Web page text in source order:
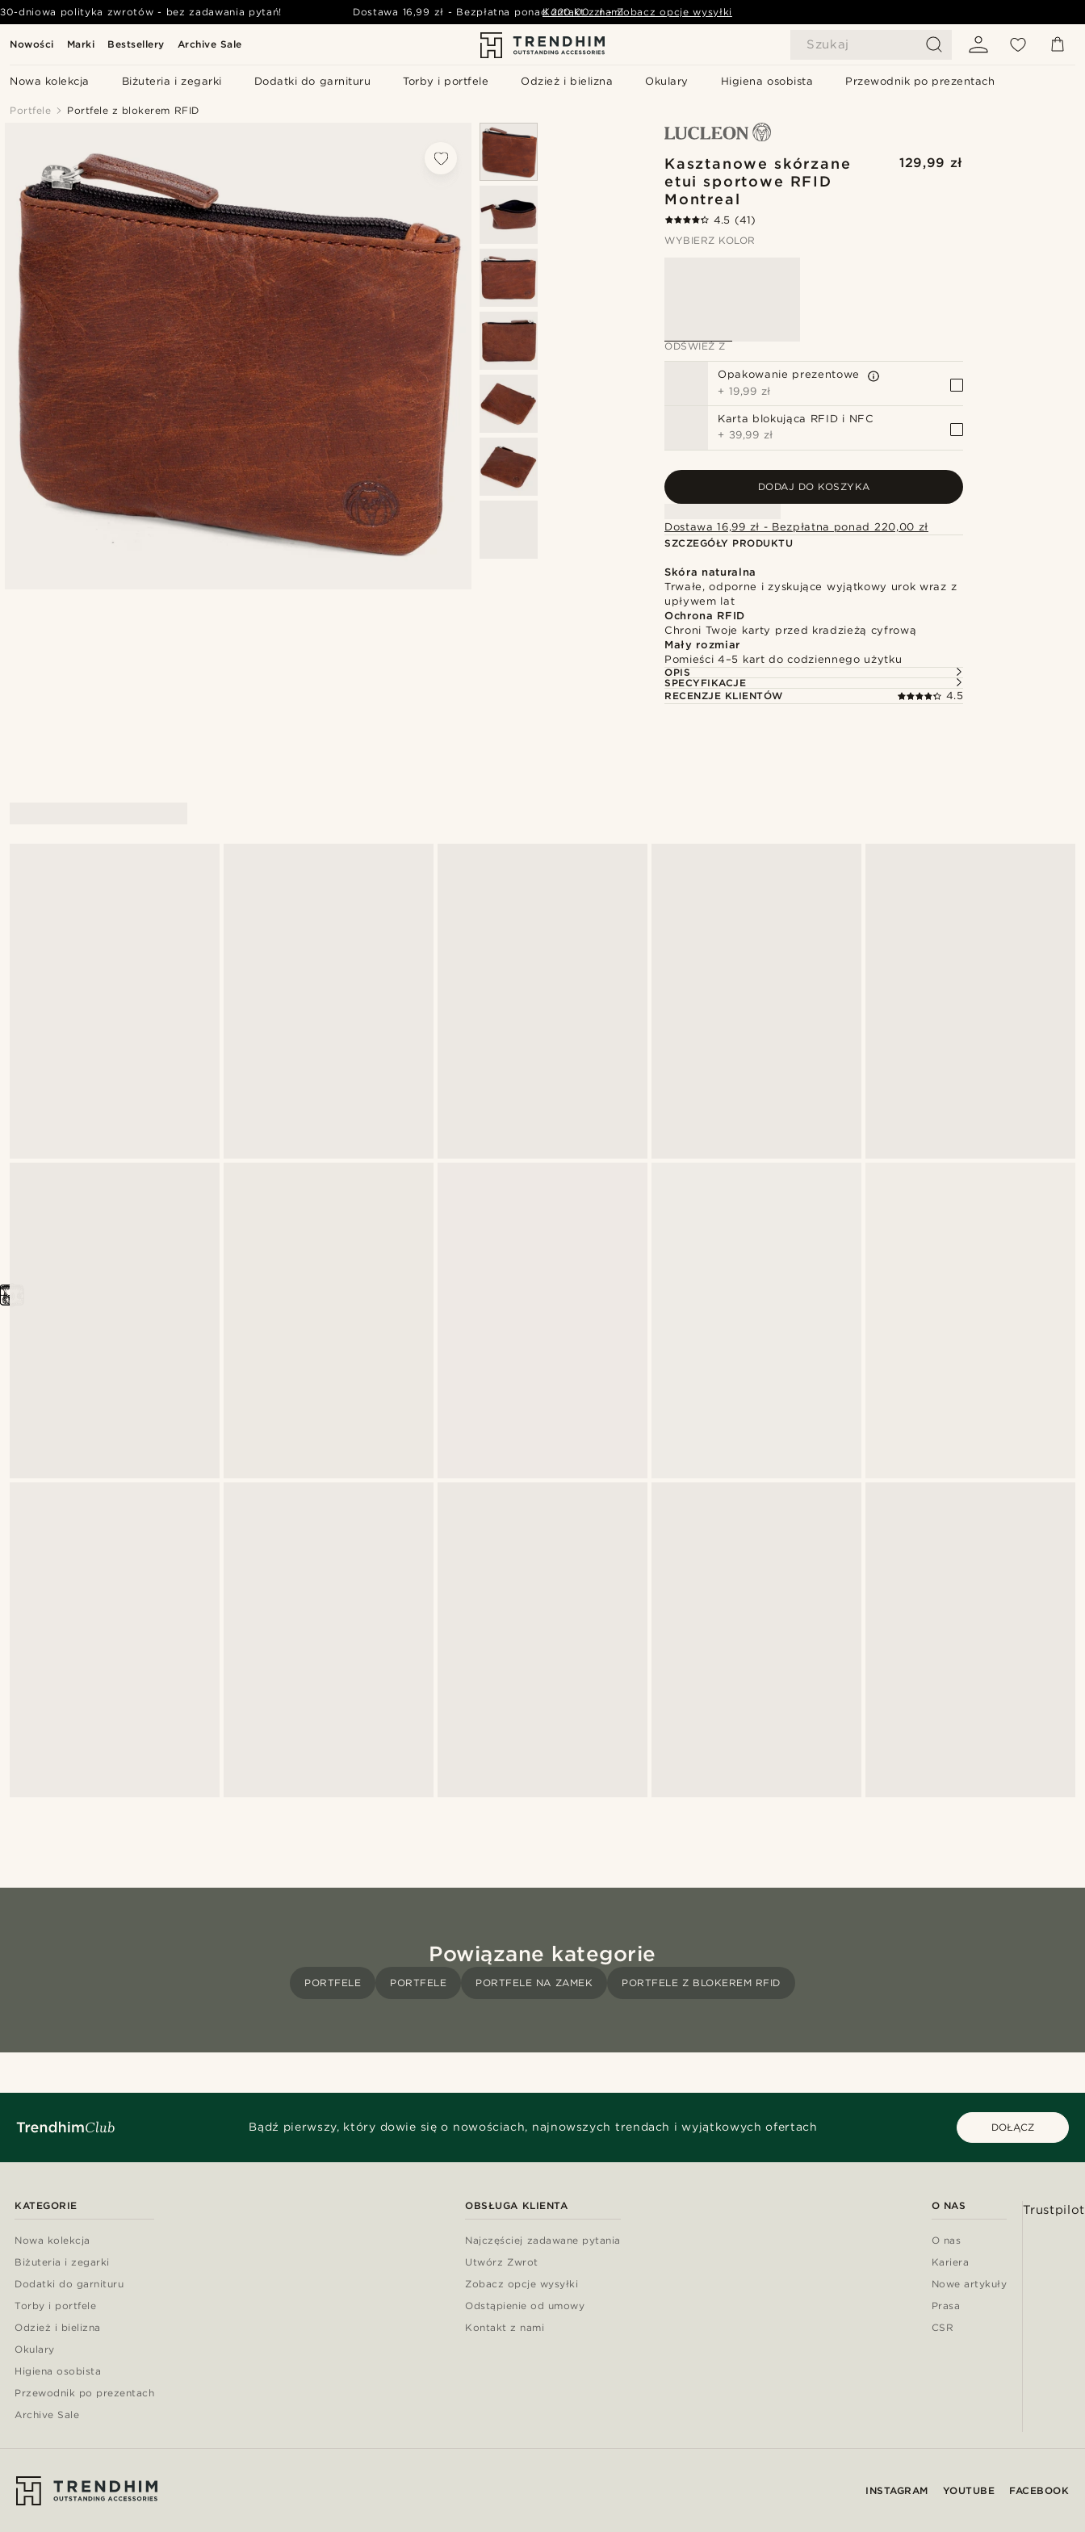
Nowości Marki Bestsellery Archive Sale Szukaj
Nowa kolekcja Biżuteria i zegarki Dodatki do garnituru Torby i portfele Odzież i bielizna Okulary Higiena osobista Przewodnik po prezentach
30-dniowa polityka zwrotów - bez zadawania pytań! Dostawa 16,99 zł - Bezpłatna ponad 220,00 zł - Zobacz opcje wysyłki
Kontakt z nami
Portfele Portfele z blokerem RFID
Kasztanowe skórzane
etui sportowe RFID
Montreal
129,99 zł
4.5 (41)
WYBIERZ KOLOR
ODŚWIEŻ Z
Opakowanie prezentowe
+ 19,99 zł
Karta blokująca RFID i NFC
+ 39,99 zł
DODAJ DO KOSZYKA
Dostawa 16,99 zł - Bezpłatna ponad 220,00 zł
SZCZEGÓŁY PRODUKTU
Skóra naturalna
Trwałe, odporne i zyskujące wyjątkowy urok wraz z
upływem lat
Ochrona RFID
Chroni Twoje karty przed kradzieżą cyfrową
Mały rozmiar
Pomieści 4–5 kart do codziennego użytku
OPIS
SPECYFIKACJE
RECENZJE KLIENTÓW
4.5
Powiązane kategorie
PORTFELE PORTFELE PORTFELE NA ZAMEK PORTFELE Z BLOKEREM RFID
Bądź pierwszy, który dowie się o nowościach, najnowszych trendach i wyjątkowych ofertach DOŁĄCZ
KATEGORIE
Nowa kolekcja
Biżuteria i zegarki
Dodatki do garnituru
Torby i portfele
Odzież i bielizna
Okulary
Higiena osobista
Przewodnik po prezentach
Archive Sale
OBSŁUGA KLIENTA
Najczęściej zadawane pytania
Utwórz Zwrot
Zobacz opcje wysyłki
Odstąpienie od umowy
Kontakt z nami
O NAS
O nas
Kariera
Nowe artykuły
Prasa
CSR
Trustpilot
INSTAGRAM YOUTUBE FACEBOOK